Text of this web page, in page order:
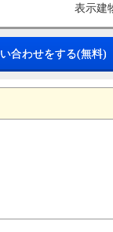
表示建
合わせをする(無料)